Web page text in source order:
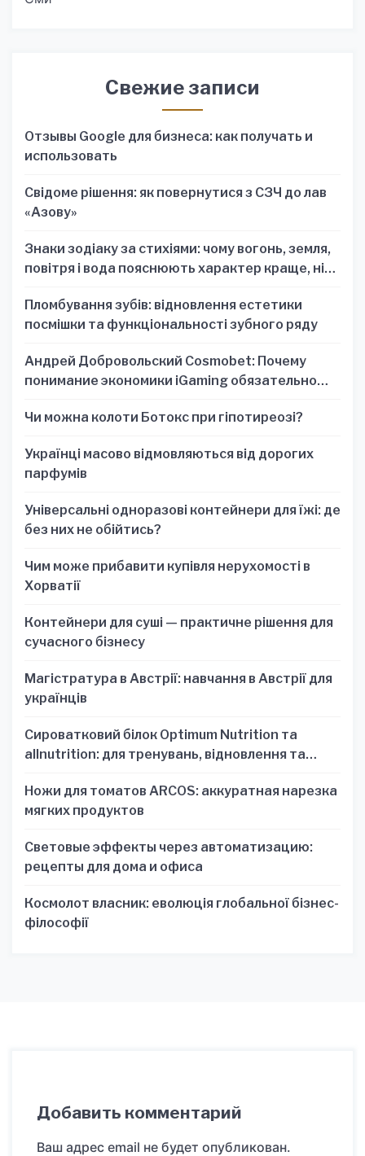
Свежие записи
Отзывы Google для бизнеса: как получать и
использовать
Свідоме рішення: як повернутися з СЗЧ до лав
«Азову»
Знаки зодіаку за стихіями: чому вогонь, земля,
повітря і вода пояснюють характер краще, ніж
Пломбування зубів: відновлення естетики
посмішки та функціональності зубного ряду
Андрей Добровольский Cosmobet: Почему
понимание экономики iGaming обязательно
Чи можна колоти Ботокс при гіпотиреозі?
Українці масово відмовляються від дорогих
парфумів
Універсальні одноразові контейнери для їжі: де
без них не обійтись?
Чим може прибавити купівля нерухомості в
Хорватії
Контейнери для суші — практичне рішення для
сучасного бізнесу
Магістратура в Австрії: навчання в Австрії для
українців
Сироватковий білок Optimum Nutrition та
allnutrition: для тренувань, відновлення та
Ножи для томатов ARCOS: аккуратная нарезка
мягких продуктов
Световые эффекты через автоматизацию:
рецепты для дома и офиса
Космолот власник: еволюція глобальної бізнес-
філософії
Добавить комментарий
Ваш адрес email не будет опубликован.